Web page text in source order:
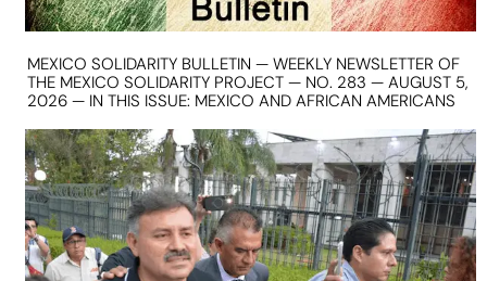
MEXICO SOLIDARITY BULLETIN — WEEKLY NEWSLETTER OF
THE MEXICO SOLIDARITY PROJECT — NO. 283 — AUGUST 5,
2026 — IN THIS ISSUE: MEXICO AND AFRICAN AMERICANS